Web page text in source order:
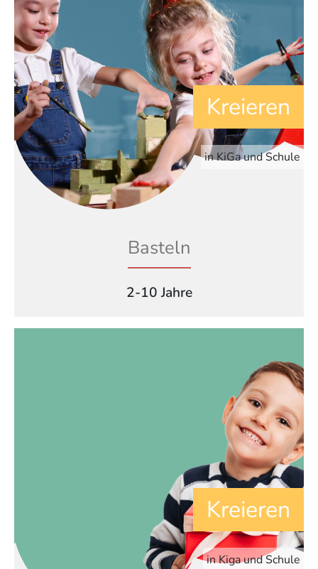
Basteln
Kreieren
in KiGa und Schule
2-10 Jahre
Kreieren
in Kiga und Schule